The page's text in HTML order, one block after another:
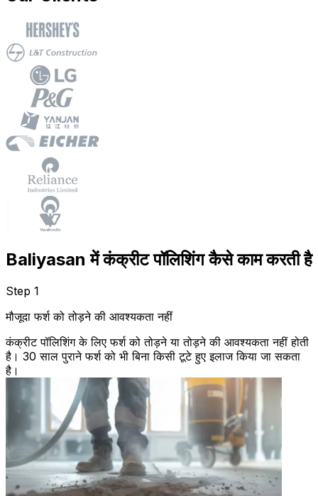
Baliyasan में कंक्रीट पॉलिशिंग कैसे काम करती है
Step 1
मौजूदा फर्श को तोड़ने की आवश्यकता नहीं
कंक्रीट पॉलिशिंग के लिए फर्श को तोड़ने या तोड़ने की आवश्यकता नहीं होती
है। 30 साल पुराने फर्श को भी बिना किसी टूटे हुए इलाज किया जा सकता
है।